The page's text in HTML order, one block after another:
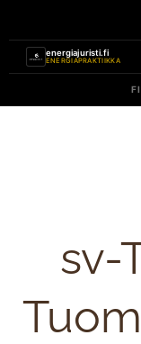
energiajuristi.fi
ENERGIAPRAKTIIKKA
FI
sv-